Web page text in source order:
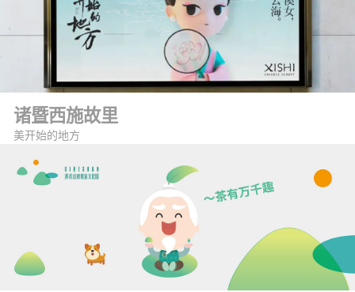
诸暨西施故里
美开始的地方